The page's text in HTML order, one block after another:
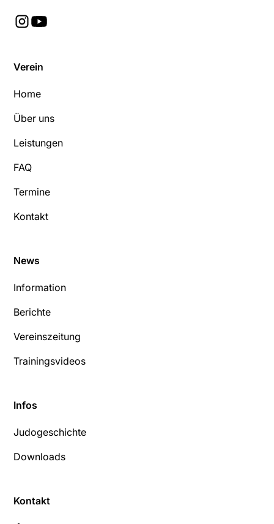
Verein
Home
Über uns
Leistungen
FAQ
Termine
Kontakt
News
Information
Berichte
Vereinszeitung
Trainingsvideos
Infos
Judogeschichte
Downloads
Kontakt